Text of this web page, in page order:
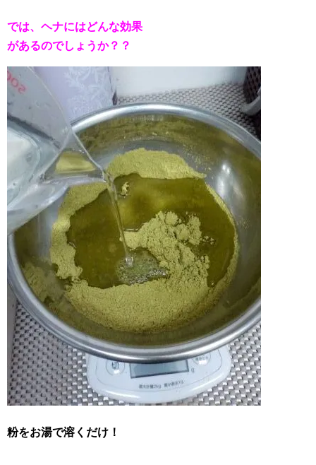
では、ヘナにはどんな効果
があるのでしょうか？？
粉をお湯で溶くだけ！